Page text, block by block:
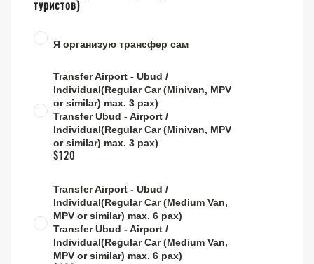
туристов)
Я организую трансфер сам
Transfer Airport - Ubud /
Individual(Regular Car (Minivan, MPV
or similar) max. 3 pax)
Transfer Ubud - Airport /
Individual(Regular Car (Minivan, MPV
or similar) max. 3 pax)
$120
Transfer Airport - Ubud /
Individual(Regular Car (Medium Van,
MPV or similar) max. 6 pax)
Transfer Ubud - Airport /
Individual(Regular Car (Medium Van,
MPV or similar) max. 6 pax)